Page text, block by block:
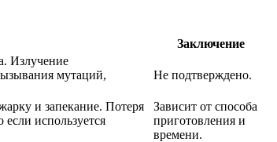
Заключение
Излучение
мутаций,
Не подтверждено.
и запекание. Потеря
используется
Зависит от способа
приготовления и
времени.